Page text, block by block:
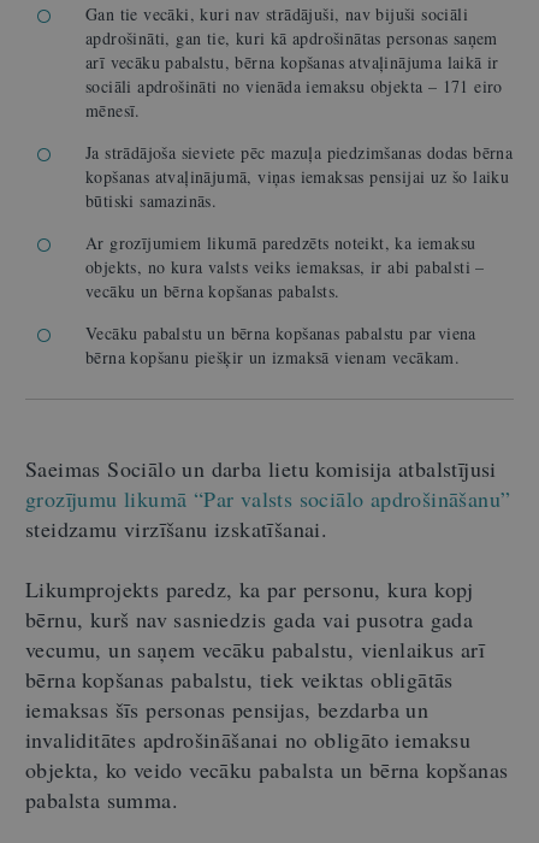
Gan tie vecāki, kuri nav strādājuši, nav bijuši sociāli
apdrošināti, gan tie, kuri kā apdrošinātas personas saņem
arī vecāku pabalstu, bērna kopšanas atvaļinājuma laikā ir
sociāli apdrošināti no vienāda iemaksu objekta – 171 eiro
mēnesī.
Ja strādājoša sieviete pēc mazuļa piedzimšanas dodas bērna
kopšanas atvaļinājumā, viņas iemaksas pensijai uz šo laiku
būtiski samazinās.
Ar grozījumiem likumā paredzēts noteikt, ka iemaksu
objekts, no kura valsts veiks iemaksas, ir abi pabalsti –
vecāku un bērna kopšanas pabalsts.
Vecāku pabalstu un bērna kopšanas pabalstu par viena
bērna kopšanu piešķir un izmaksā vienam vecākam.
Saeimas Sociālo un darba lietu komisija atbalstījusi
grozījumu likumā “Par valsts sociālo apdrošināšanu”
steidzamu virzīšanu izskatīšanai.
Likumprojekts paredz, ka par personu, kura kopj
bērnu, kurš nav sasniedzis gada vai pusotra gada
vecumu, un saņem vecāku pabalstu, vienlaikus arī
bērna kopšanas pabalstu, tiek veiktas obligātās
iemaksas šīs personas pensijas, bezdarba un
invaliditātes apdrošināšanai no obligāto iemaksu
objekta, ko veido vecāku pabalsta un bērna kopšanas
pabalsta summa.